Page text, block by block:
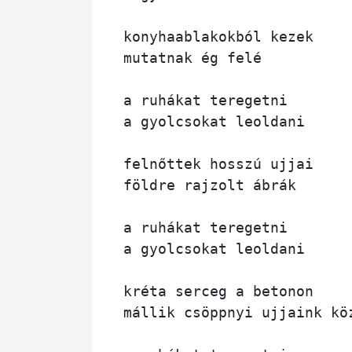
konyhaablakokból kezek
mutatnak ég felé
a ruhákat teregetni
a gyolcsokat leoldani
felnőttek hosszú ujjai
földre rajzolt ábrák
a ruhákat teregetni
a gyolcsokat leoldani
kréta serceg a betonon
mállik csöppnyi ujjaink